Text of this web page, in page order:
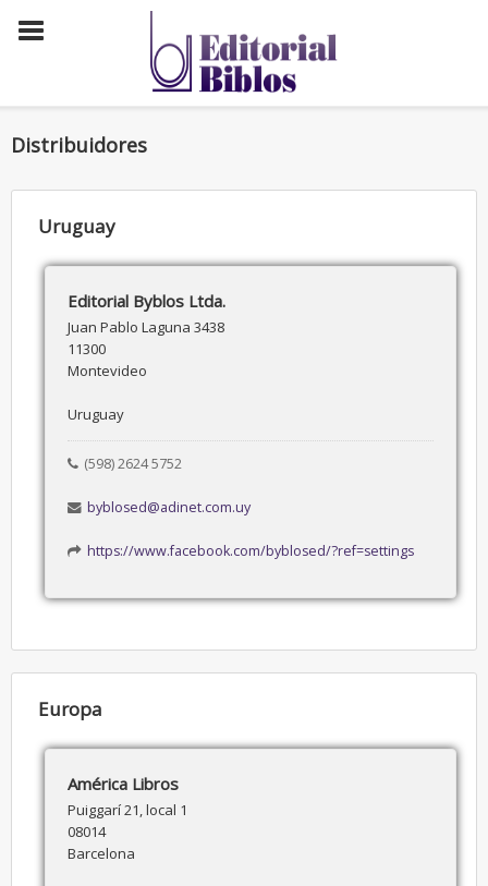
Distribuidores
Uruguay
Editorial Byblos Ltda.
Juan Pablo Laguna 3438
11300
Montevideo
Uruguay
(598) 2624 5752
byblosed@adinet.com.uy
https://www.facebook.com/byblosed/?ref=settings
Europa
América Libros
Puiggarí 21, local 1
08014
Barcelona